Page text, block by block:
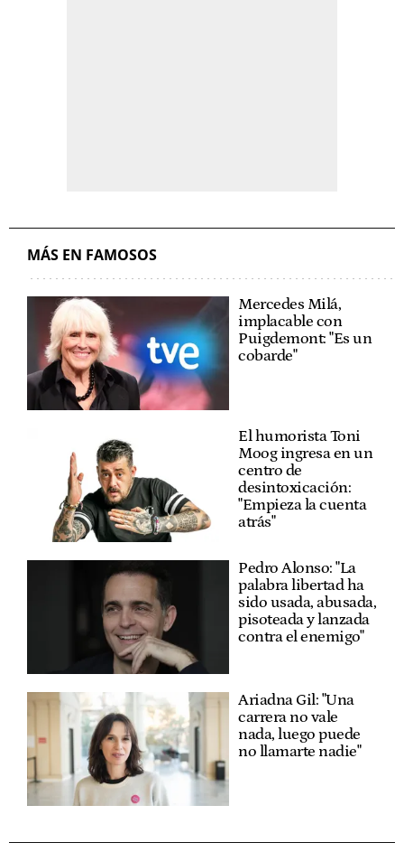
MÁS EN FAMOSOS
Mercedes Milá,
implacable con
Puigdemont: "Es un
cobarde"
El humorista Toni
Moog ingresa en un
centro de
desintoxicación:
"Empieza la cuenta
atrás"
Pedro Alonso: "La
palabra libertad ha
sido usada, abusada,
pisoteada y lanzada
contra el enemigo"
Ariadna Gil: "Una
carrera no vale
nada, luego puede
no llamarte nadie"